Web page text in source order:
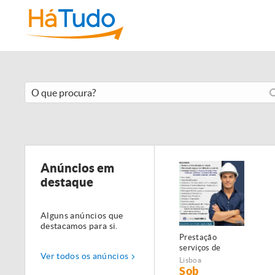
Anúncios em
destaque
Alguns anúncios que
destacamos para si.
Ver todos os anúncios
Prestação
serviços de
Manutenção,
Restauro e
Lisboa
Sob